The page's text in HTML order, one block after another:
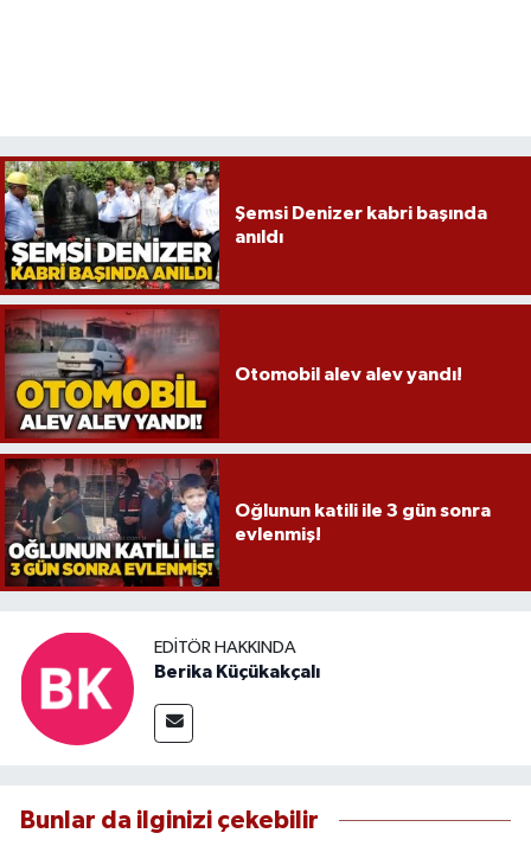
Şemsi Denizer kabri başında
anıldı
Otomobil alev alev yandı!
Oğlunun katili ile 3 gün sonra
evlenmiş!
EDITÖR HAKKINDA
Berika Küçükakçalı
Bunlar da ilginizi çekebilir